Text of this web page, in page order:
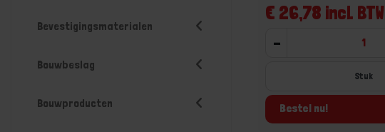
Bevestigingsmaterialen
Bouwbeslag
Bouwproducten
€ 26,78 incl. BTW
-
Stuk
Bestel nu!